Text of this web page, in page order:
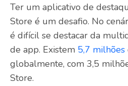
Ter um aplicativo de
Store é um desafio. No
é difícil se destacar da
de app. Existem 5,7 milhões
globalmente, com 3,5
Store.